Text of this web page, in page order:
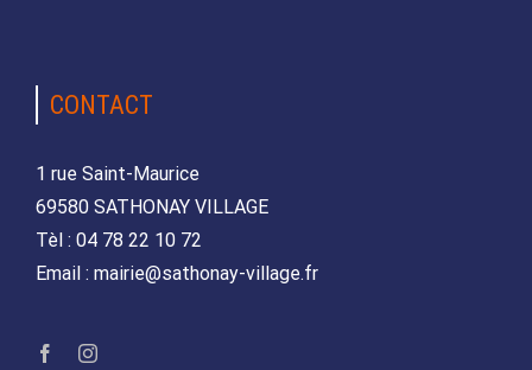
CONTACT
1 rue Saint-Maurice
69580 SATHONAY VILLAGE
Tèl : 04 78 22 10 72
Email : mairie@sathonay-village.fr